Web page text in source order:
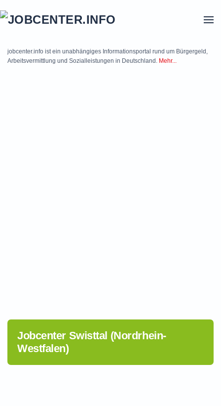
jobcenter.info ist ein unabhängiges Informationsportal rund um Bürgergeld,
Arbeitsvermittlung und Sozialleistungen in Deutschland. Mehr...
Jobcenter Swisttal (Nordrhein-
Westfalen)